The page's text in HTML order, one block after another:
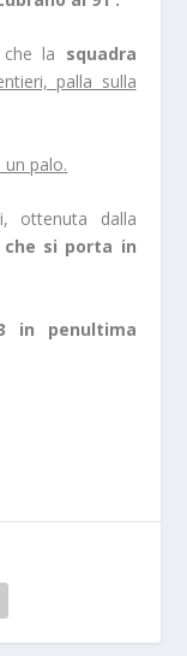
la squadra
palla sulla
palo.
ottenuta dalla
che si porta in
in penultima